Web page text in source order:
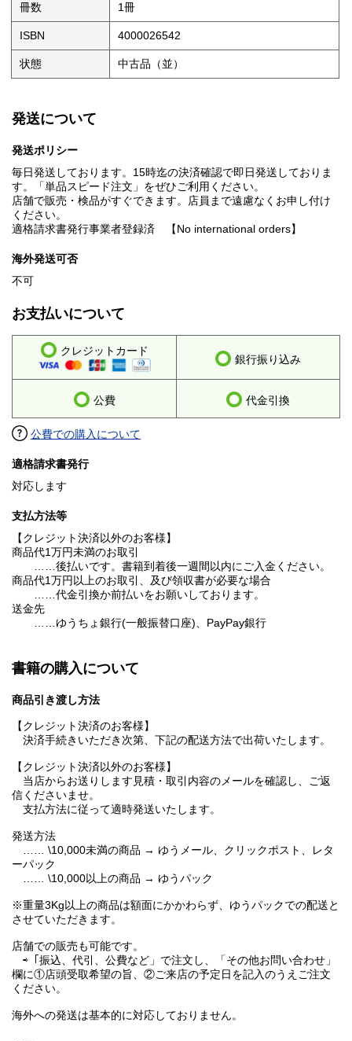
冊数 1冊
ISBN 4000026542
状態 中古品（並）
発送について
発送ポリシー
毎日発送しております。15時迄の決済確認で即日発送しておりま
す。「単品スピード注文」をぜひご利用ください。
店舗で販売・検品がすぐできます。店員まで遠慮なくお申し付け
ください。
適格請求書発行事業者登録済 【No international orders】
海外発送可否
不可
お支払いについて
クレジットカード
銀行振り込み
公費 代金引換
公費での購入について
適格請求書発行
対応します
支払方法等
【クレジット決済以外のお客様】
商品代1万円未満のお取引
……後払いです。書籍到着後一週間以内にご入金ください。
商品代1万円以上のお取引、及び領収書が必要な場合
……代金引換か前払いをお願いしております。
送金先
……ゆうちょ銀行(一般振替口座)、PayPay銀行
書籍の購入について
商品引き渡し方法
【クレジット決済のお客様】
決済手続きいただき次第、下記の配送方法で出荷いたします。
【クレジット決済以外のお客様】
当店からお送りします見積・取引内容のメールを確認し、ご返
信くださいませ。
支払方法に従って適時発送いたします。
発送方法
…… \10,000未満の商品 → ゆうメール、クリックポスト、レタ
ーパック
…… \10,000以上の商品 → ゆうパック
※重量3Kg以上の商品は額面にかかわらず、ゆうパックでの配送と
させていただきます。
店舗での販売も可能です。
⇨「振込、代引、公費など」で注文し、「その他お問い合わせ」
欄に①店頭受取希望の旨、②ご来店の予定日を記入のうえご注文
ください。
海外への発送は基本的に対応しておりません。